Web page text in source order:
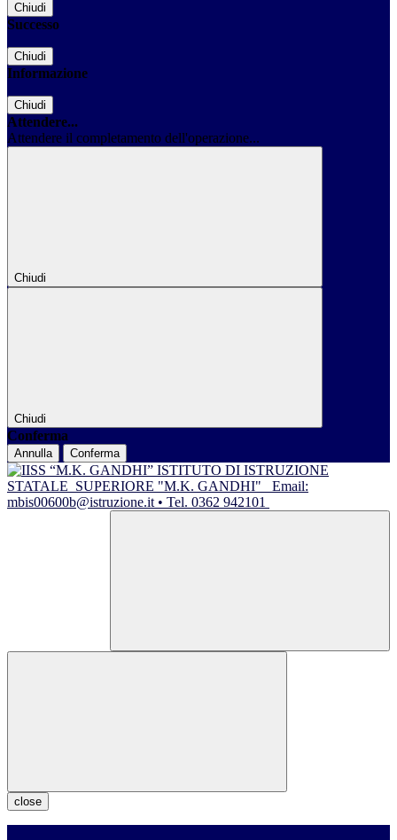
Chiudi
Successo
Chiudi
Informazione
Chiudi
Attendere...
Attendere il completamento dell'operazione...
Chiudi
Chiudi
Conferma
Annulla Conferma
ISTITUTO DI ISTRUZIONE
STATALE SUPERIORE "M.K. GANDHI"
Email:
mbis00600b@istruzione.it • Tel. 0362 942101
close